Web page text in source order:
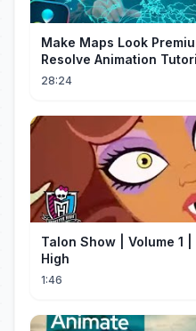
Make Maps Look
Resolve Animation
28:24
Talon Show | Volume 1
High
1:46